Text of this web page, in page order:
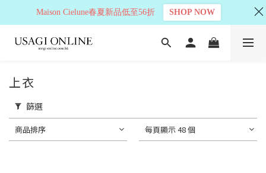
上衣
篩選
商品排序 每頁顯示 48 個
Maison Cielune春夏新品低至56折 SHOP NOW